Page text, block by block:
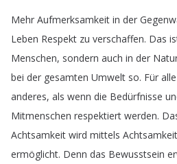
Mehr Aufmerksamkeit in der
Leben Respekt zu verschaffen. Das
Menschen, sondern auch in der
bei der gesamten Umwelt so. Für alle
anderes, als wenn die Bedürfnisse
Mitmenschen respektiert werden.
Achtsamkeit wird mittels
ermöglicht. Denn das Bewusstsein